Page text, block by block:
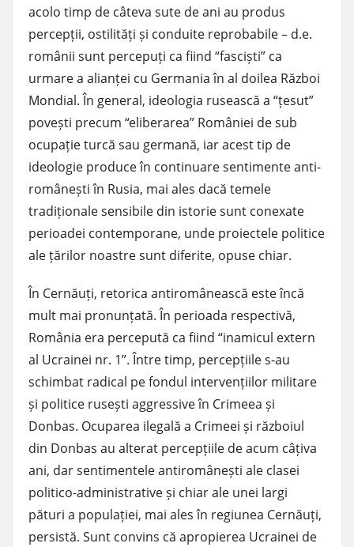
acolo timp de câteva sute de ani au produs
percepții, ostilități și conduite reprobabile – d.e.
românii sunt percepuți ca fiind “fasciști” ca
urmare a alianței cu Germania în al doilea Război
Mondial. În general, ideologia rusească a “țesut”
povești precum “eliberarea” României de sub
ocupație turcă sau germană, iar acest tip de
ideologie produce în continuare sentimente anti-
românești în Rusia, mai ales dacă temele
tradiționale sensibile din istorie sunt conexate
perioadei contemporane, unde proiectele politice
ale țărilor noastre sunt diferite, opuse chiar.
În Cernăuți, retorica antiromânească este încă
mult mai pronunțată. În perioada respectivă,
România era percepută ca fiind “inamicul extern
al Ucrainei nr. 1”. Între timp, percepțiile s-au
schimbat radical pe fondul intervențiilor militare
și politice rusești aggressive în Crimeea și
Donbas. Ocuparea ilegală a Crimeei și războiul
din Donbas au alterat percepțiile de acum câțiva
ani, dar sentimentele antiromânești ale clasei
politico-administrative și chiar ale unei largi
pături a populației, mai ales în regiunea Cernăuți,
persistă. Sunt convins că apropierea Ucrainei de